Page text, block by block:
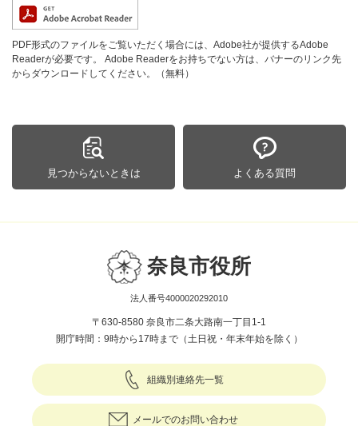
PDF形式のファイルをご覧いただく場合には、Adobe社が提供するAdobe
Readerが必要です。
Adobe Readerをお持ちでない方は、バナーのリンク先
からダウンロードしてください。（無料）
見つからないときは よくある質問
奈良市役所
法人番号4000020292010
〒630-8580 奈良市二条大路南一丁目1-1
開庁時間：9時から17時まで（土日祝・年末年始を除く）
組織別連絡先一覧
メールでのお問い合わせ